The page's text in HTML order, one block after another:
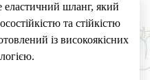
шланг, який
та стійкістю
із високоякісних